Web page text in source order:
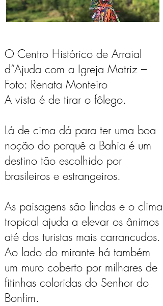
O Centro Histórico de Arraial
d”Ajuda com a Igreja Matriz –
Foto: Renata Monteiro
A vista é de tirar o fôlego.
Lá de cima dá para ter uma boa
noção do porquê a Bahia é um
destino tão escolhido por
brasileiros e estrangeiros.
As paisagens são lindas e o clima
tropical ajuda a elevar os ânimos
até dos turistas mais carrancudos.
Ao lado do mirante há também
um muro coberto por milhares de
fitinhas coloridas do Senhor do
Bonfim.